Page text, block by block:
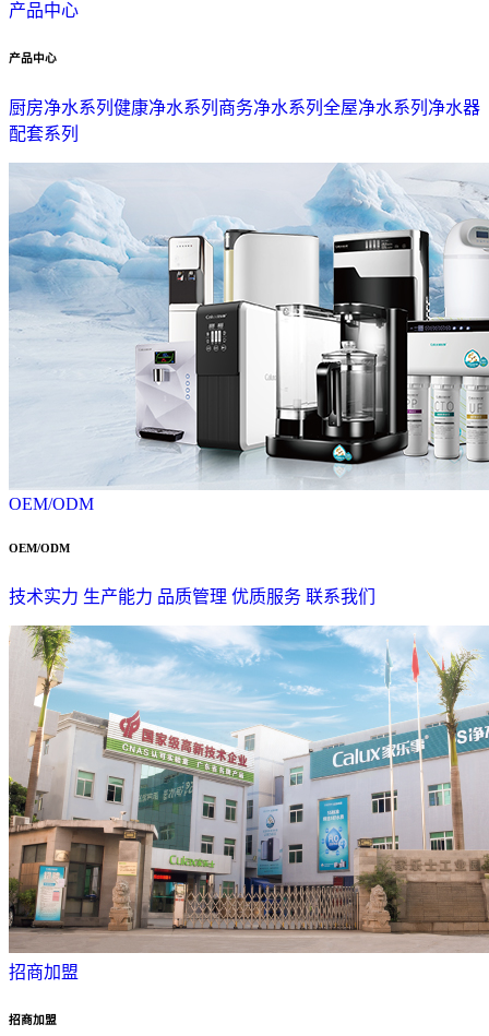
产品中心
产品中心
厨房净水系列 健康净水系列 商务净水系列 全屋净水系列 净水器
配套系列
OEM/ODM
OEM/ODM
技术实力 生产能力 品质管理 优质服务 联系我们
招商加盟
招商加盟